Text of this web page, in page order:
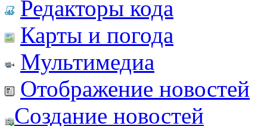
Редакторы кода
Карты и погода
Мультимедиа
Отображение новостей
Создание новостей